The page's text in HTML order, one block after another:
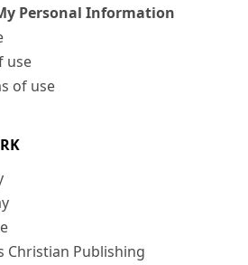
Personal Information
use
of use
Christian Publishing